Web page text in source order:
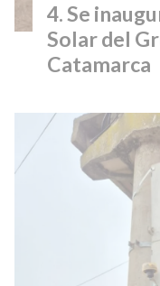
Se
Solar del
Catamarca